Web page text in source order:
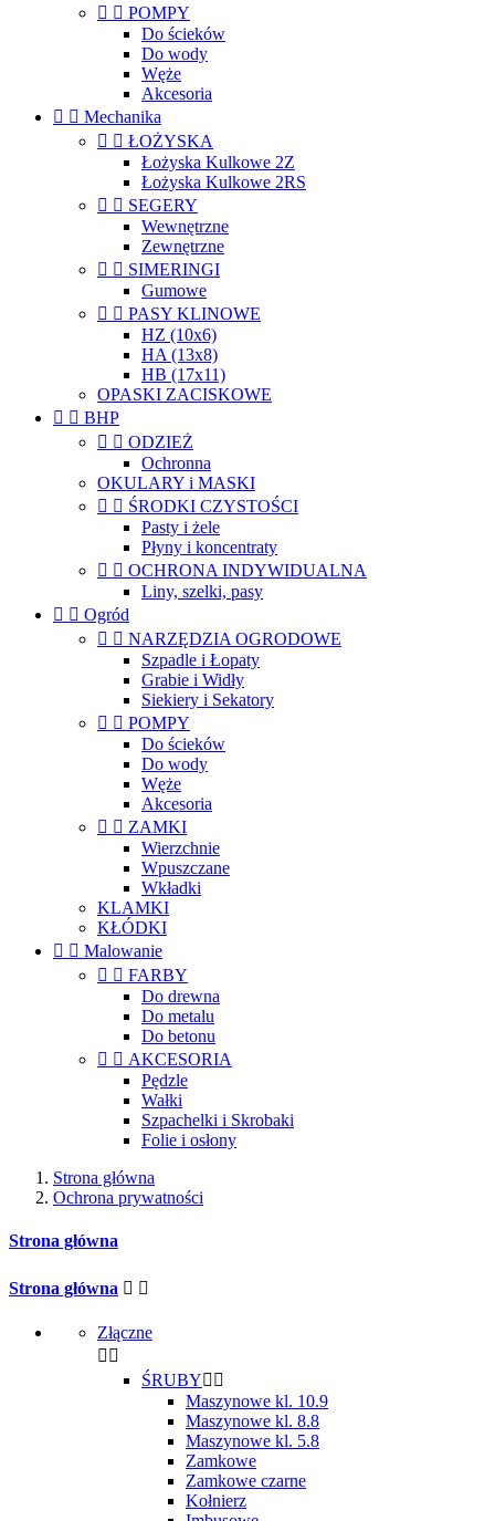
  POMPY
Do ścieków
Do wody
Węże
Akcesoria
  Mechanika
  ŁOŻYSKA
Łożyska Kulkowe 2Z
Łożyska Kulkowe 2RS
  SEGERY
Wewnętrzne
Zewnętrzne
  SIMERINGI
Gumowe
  PASY KLINOWE
HZ (10x6)
HA (13x8)
HB (17x11)
OPASKI ZACISKOWE
  BHP
  ODZIEŻ
Ochronna
OKULARY i MASKI
  ŚRODKI CZYSTOŚCI
Pasty i żele
Płyny i koncentraty
  OCHRONA INDYWIDUALNA
Liny, szelki, pasy
  Ogród
  NARZĘDZIA OGRODOWE
Szpadle i Łopaty
Grabie i Widły
Siekiery i Sekatory
  POMPY
Do ścieków
Do wody
Węże
Akcesoria
  ZAMKI
Wierzchnie
Wpuszczane
Wkładki
KLAMKI
KŁÓDKI
  Malowanie
  FARBY
Do drewna
Do metalu
Do betonu
  AKCESORIA
Pędzle
Wałki
Szpachelki i Skrobaki
Folie i osłony
Strona główna
Ochrona prywatności
Strona główna
Strona główna  
Złączne
 
ŚRUBY 
Maszynowe kl. 10.9
Maszynowe kl. 8.8
Maszynowe kl. 5.8
Zamkowe
Zamkowe czarne
Kołnierz